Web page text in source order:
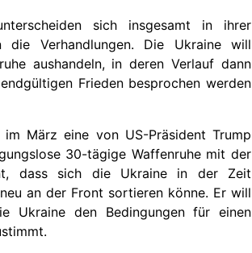
sich insgesamt in ihrer
die Verhandlungen. Die Ukraine will
aushandeln, in deren Verlauf dann
Frieden besprochen werden
März eine von US-Präsident Trump
30-tägige Waffenruhe mit der
dass sich die Ukraine in der Zeit
an der Front sortieren könne. Er will
Ukraine den Bedingungen für einen